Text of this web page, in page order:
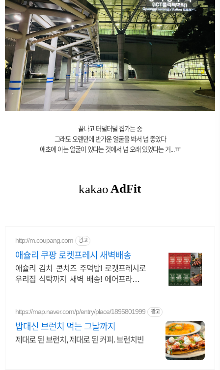
끝나고 터덜터덜 집가는 중
그래도 오랜만에 반가운 얼굴을 봐서 넘 좋았다
애초에 아는 얼굴이 있다는 것에서 넘 오래 있었다는 거...ㅠ
http://m.coupang.com 광고
애슐리 쿠팡 로켓프레시 새벽배송
애슐리 김치 콘치즈 주먹밥! 로켓프레시로
우리집 식탁까지 새벽 배송! 에어프라이어
https://map.naver.com/p/entry/place/1895801999 광고
밥대신 브런치 먹는 그날까지
제대로 된 브런치, 제대로 된 커피. 브런치빈